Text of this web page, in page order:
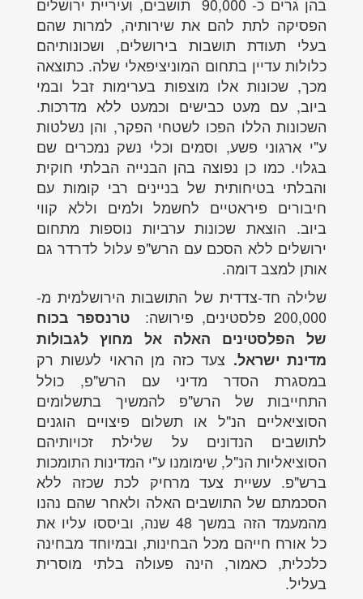
הפסיקה לתת להם את שירותיה, למרות שהם
בעלי תעודת תושבות בירושלים, ושכונותיהם
כלולות עדיין בתחום המוניציפאלי שלה. כתוצאה
מכך, שכונות אלו מוצפות בערימות זבל ובמי
ביוב, עם מעט כבישים וכמעט ללא מדרכות.
השכונות הללו הפכו לשטחי הפקר, והן נשלטות
ע"י ארגוני פשע, וסמים וכלי נשק נמכרים שם
בגלוי. כמו כן נפוצה בהן הבנייה הבלתי חוקית
והבלתי בטיחותית של בניינים רבי קומות עם
חיבורים פיראטיים לחשמל ולמים וללא קווי
ביוב. הוצאת שכונות ערביות נוספות מתחום
ירושלים ללא הסכם עם הרש"פ עלול לדרדר גם
אותן למצב דומה.
שלילה חד-צדדית של התושבות הירושלמית מ-
200,000 פלסטינים, פירושה:
טרנספר בכוח
של הפלסטינים האלה אל מחוץ לגבולות
מדינת ישראל. צעד כזה מן הראוי לעשות רק
במסגרת הסדר מדיני עם הרש"פ, כולל
התחייבות של הרש"פ להמשיך בתשלומים
הסוציאליים הנ"ל או תשלום פיצויים הוגנים
לתושבים הנדונים על שלילת זכויותיהם
הסוציאליות הנ"ל, שימומנו ע"י המדינות התומכות
ברש"פ. עשיית צעד מרחיק לכת שכזה ללא
הסכמתם של התושבים האלה ולאחר שהם נהנו
מהמעמד הזה במשך 48 שנה, וביססו עליו את
כל אורח חייהם מכל הבחינות, ובמיוחד מבחינה
כלכלית, כאמור, הינה פעולה בלתי מוסרית
בעליל.